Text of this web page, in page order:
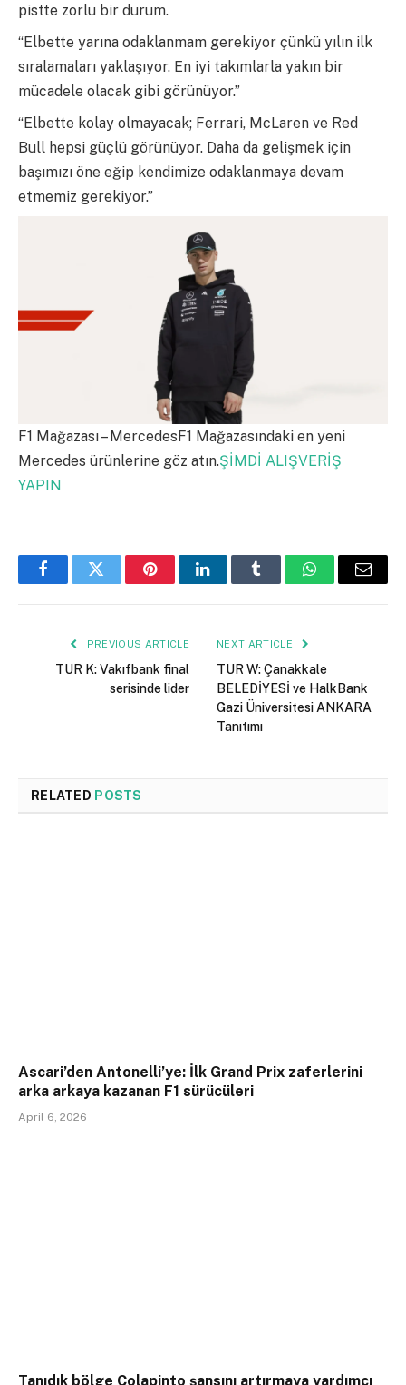
pistte zorlu bir durum.
“Elbette yarına odaklanmam gerekiyor çünkü yılın ilk
sıralamaları yaklaşıyor. En iyi takımlarla yakın bir
mücadele olacak gibi görünüyor.”
“Elbette kolay olmayacak; Ferrari, McLaren ve Red
Bull hepsi güçlü görünüyor. Daha da gelişmek için
başımızı öne eğip kendimize odaklanmaya devam
etmemiz gerekiyor.”
F1 Mağazası – MercedesF1 Mağazasındaki en yeni
Mercedes ürünlerine göz atın.ŞİMDİ ALIŞVERİŞ
YAPIN
FacebookTwitter PinterestLinkedInTumblr WhatsAppEmail
PREVIOUS ARTICLE
TUR K: Vakıfbank final
serisinde lider
NEXT ARTICLE
TUR W: Çanakkale
BELEDİYESİ ve HalkBank
Gazi Üniversitesi ANKARA
Tanıtımı
RELATED POSTS
Ascari’den Antonelli’ye: İlk Grand Prix zaferlerini
arka arkaya kazanan F1 sürücüleri
April 6, 2026
Tanıdık bölge Colapinto şansını artırmaya yardımcı